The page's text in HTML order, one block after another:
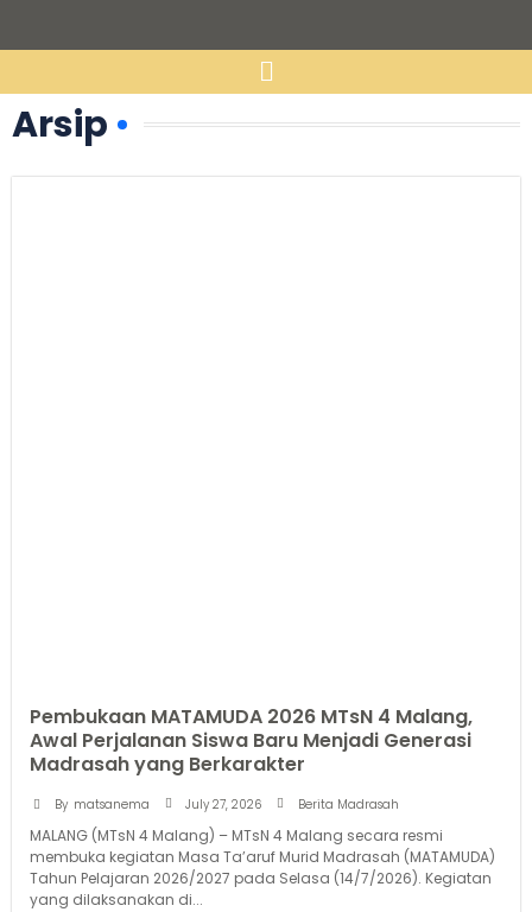
Arsip
Pembukaan MATAMUDA 2026 MTsN 4 Malang,
Awal Perjalanan Siswa Baru Menjadi Generasi
Madrasah yang Berkarakter
By matsanema July 27, 2026 Berita Madrasah
MALANG (MTsN 4 Malang) – MTsN 4 Malang secara resmi
membuka kegiatan Masa Ta’aruf Murid Madrasah (MATAMUDA)
Tahun Pelajaran 2026/2027 pada Selasa (14/7/2026). Kegiatan
yang dilaksanakan di...